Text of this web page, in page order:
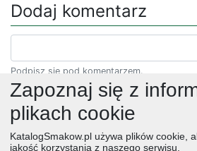
Dodaj komentarz
Podpisz się pod komentarzem.
Zapoznaj się z
plikach cookie
KatalogSmakow.pl używa plików cookie,
jakość korzystania z naszego serwisu.